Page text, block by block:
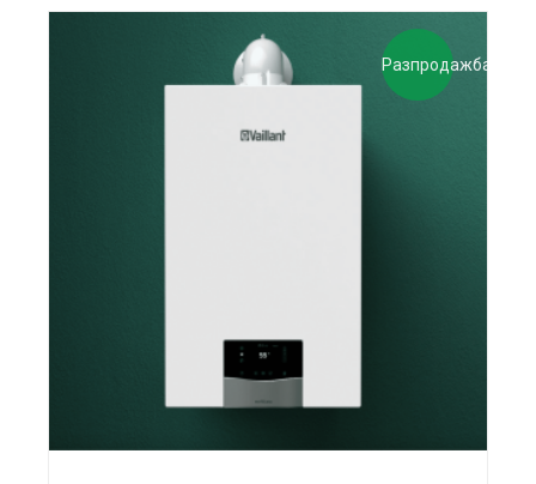
Разпродажба!